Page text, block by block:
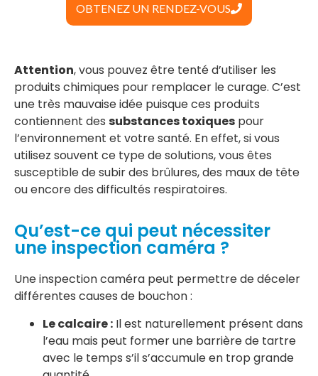
OBTENEZ UN RENDEZ-VOUS
Attention, vous pouvez être tenté d’utiliser les
produits chimiques pour remplacer le curage. C’est
une très mauvaise idée puisque ces produits
contiennent des substances toxiques pour
l’environnement et votre santé. En effet, si vous
utilisez souvent ce type de solutions, vous êtes
susceptible de subir des brûlures, des maux de tête
ou encore des difficultés respiratoires.
Qu’est-ce qui peut nécessiter
une inspection caméra ?
Une inspection caméra peut permettre de déceler
différentes causes de bouchon :
Le calcaire : Il est naturellement présent dans
l’eau mais peut former une barrière de tartre
avec le temps s’il s’accumule en trop grande